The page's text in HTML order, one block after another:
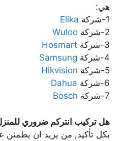
هي:
1-شركة
Elika
2-شركة
Wuloo
3-شركة
Hosmart
4-شركة
Samsung
5-شركة
Hikvision
6-شركة
Dahua
7-شركة
Bosch
هل تركيب انتركم ضروري
بكل تأكيد, من يريد ان يطمئن